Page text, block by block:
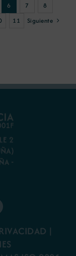
6 7
8
11 Siguiente
|